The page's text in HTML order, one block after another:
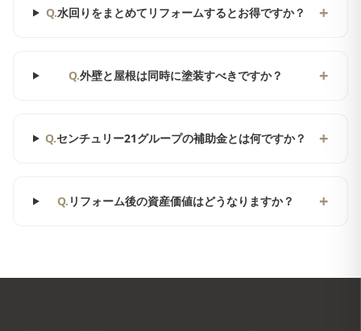
Q.水回りをまとめてリフォームするとお得ですか？ +
Q.外壁と屋根は同時に塗装すべきですか？ +
Q.センチュリー21グループの補助金とは何ですか？ +
Q. リフォーム後の資産価値はどうなりますか？ +